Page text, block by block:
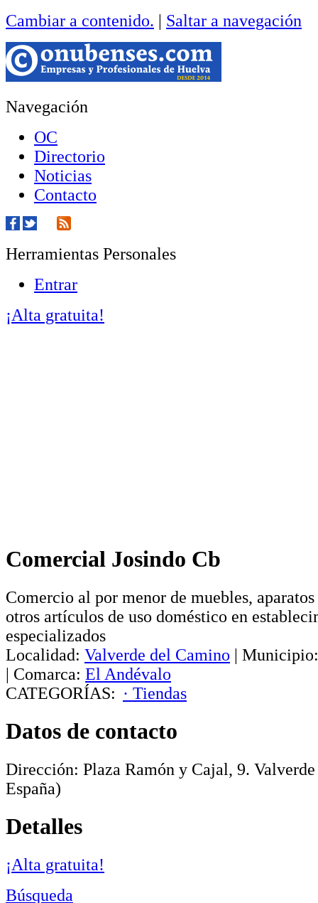
Cambiar a contenido. | Saltar a navegación
Navegación
OC
Directorio
Noticias
Contacto
Herramientas Personales
Entrar
¡Alta gratuita!
Comercial Josindo Cb
Comercio al por menor de muebles,
otros artículos de uso doméstico en
especializados
Localidad: Valverde del Camino | Municipio:
| Comarca: El Andévalo
CATEGORÍAS: · Tiendas
Datos de contacto
Dirección: Plaza Ramón y Cajal, 9.
España)
Detalles
¡Alta gratuita!
Búsqueda